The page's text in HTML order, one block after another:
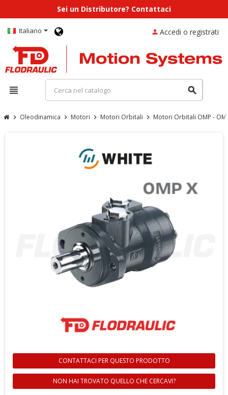
Sei un Distributore? Contattaci
Italiano
view_headline search
person Accedi o registrati
chevron_right Oleodinamica chevron_right Motori chevron_right Motori Orbitali chevron_right Motori Orbitali OMP -
CONTATTACI PER QUESTO PRODOTTO
NON HAI TROVATO QUELLO CHE CERCAVI?